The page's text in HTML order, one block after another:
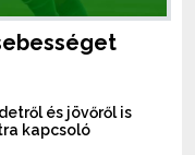
és jövőről is
kapcsoló